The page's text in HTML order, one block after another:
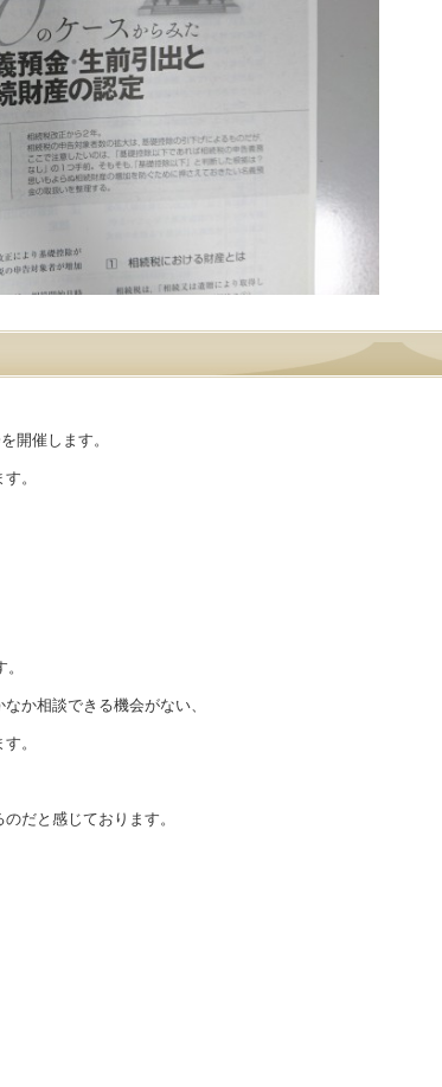
開催します。
。
か相談できる機会がない、
。
だと感じております。